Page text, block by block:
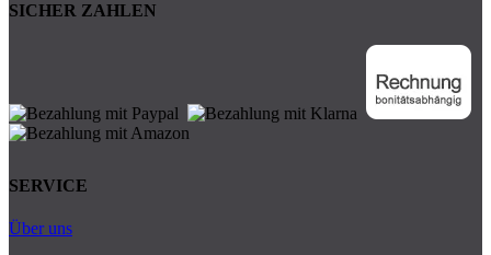
SICHER ZAHLEN
SERVICE
Über uns